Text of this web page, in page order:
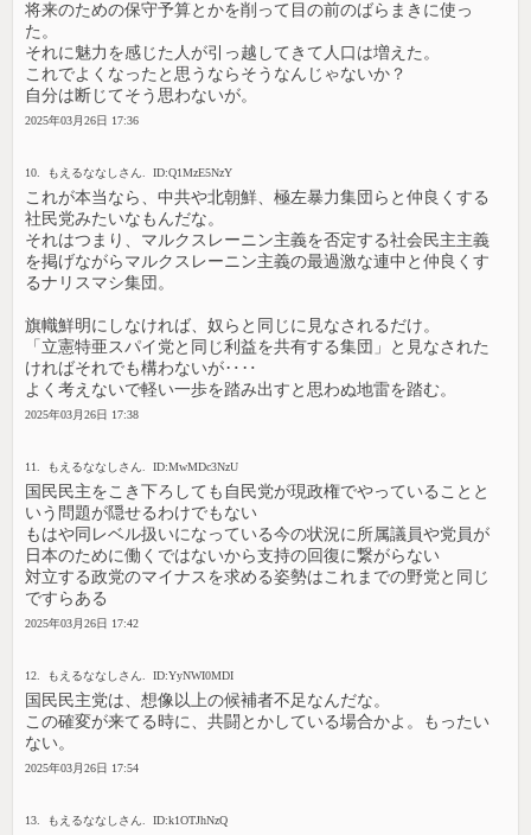
将来のための保守予算とかを削って目の前のばらまきに使っ
た。
それに魅力を感じた人が引っ越してきて人口は増えた。
これでよくなったと思うならそうなんじゃないか？
自分は断じてそう思わないが。
2025年03月26日 17:36
10. もえるななしさん. ID:Q1MzE5NzY
これが本当なら、中共や北朝鮮、極左暴力集団らと仲良くする
社民党みたいなもんだな。
それはつまり、マルクスレーニン主義を否定する社会民主主義
を掲げながらマルクスレーニン主義の最過激な連中と仲良くす
るナリスマシ集団。
旗幟鮮明にしなければ、奴らと同じに見なされるだけ。
「立憲特亜スパイ党と同じ利益を共有する集団」と見なされた
ければそれでも構わないが‥‥
よく考えないで軽い一歩を踏み出すと思わぬ地雷を踏む。
2025年03月26日 17:38
11. もえるななしさん. ID:MwMDc3NzU
国民民主をこき下ろしても自民党が現政権でやっていることと
いう問題が隠せるわけでもない
もはや同レベル扱いになっている今の状況に所属議員や党員が
日本のために働くではないから支持の回復に繋がらない
対立する政党のマイナスを求める姿勢はこれまでの野党と同じ
ですらある
2025年03月26日 17:42
12. もえるななしさん. ID:YyNWI0MDI
国民民主党は、想像以上の候補者不足なんだな。
この確変が来てる時に、共闘とかしている場合かよ。もったい
ない。
2025年03月26日 17:54
13. もえるななしさん. ID:k1OTJhNzQ